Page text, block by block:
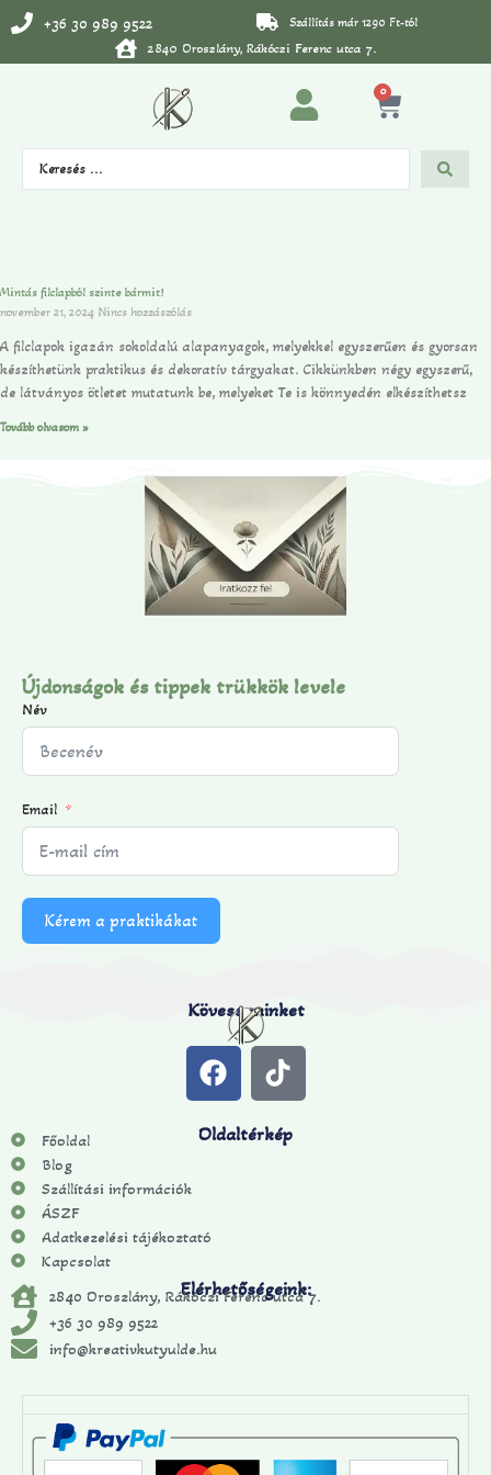
+36 30 989 9522 Szállítás már 1290 Ft-tól
2840 Oroszlány, Rákóczi Ferenc utca 7.
0
Mintás filclapból szinte bármit!
november 21, 2024 Nincs hozzászólás
A filclapok igazán sokoldalú alapanyagok, melyekkel egyszerűen és gyorsan
készíthetünk praktikus és dekoratív tárgyakat. Cikkünkben négy egyszerű,
de látványos ötletet mutatunk be, melyeket Te is könnyedén elkészíthetsz
Tovább olvasom »
Újdonságok és tippek trükkök levele
Név
Email
Kérem a praktikákat
Kövess minket
Oldaltérkép
Főoldal
Blog
Szállítási információk
ÁSZF
Adatkezelési tájékoztató
Kapcsolat
Elérhetőségeink:
2840 Oroszlány, Rákóczi Ferenc utca 7.
+36 30 989 9522
info@kreativkutyulde.hu